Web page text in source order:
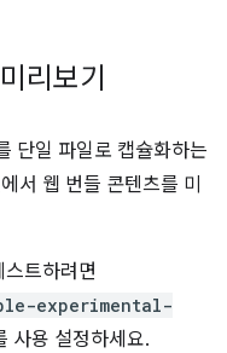
리보기
단일 파일로 캡슐화하는
서 웹 번들 콘텐츠를 미
트하려면
experimental-
사용 설정하세요.